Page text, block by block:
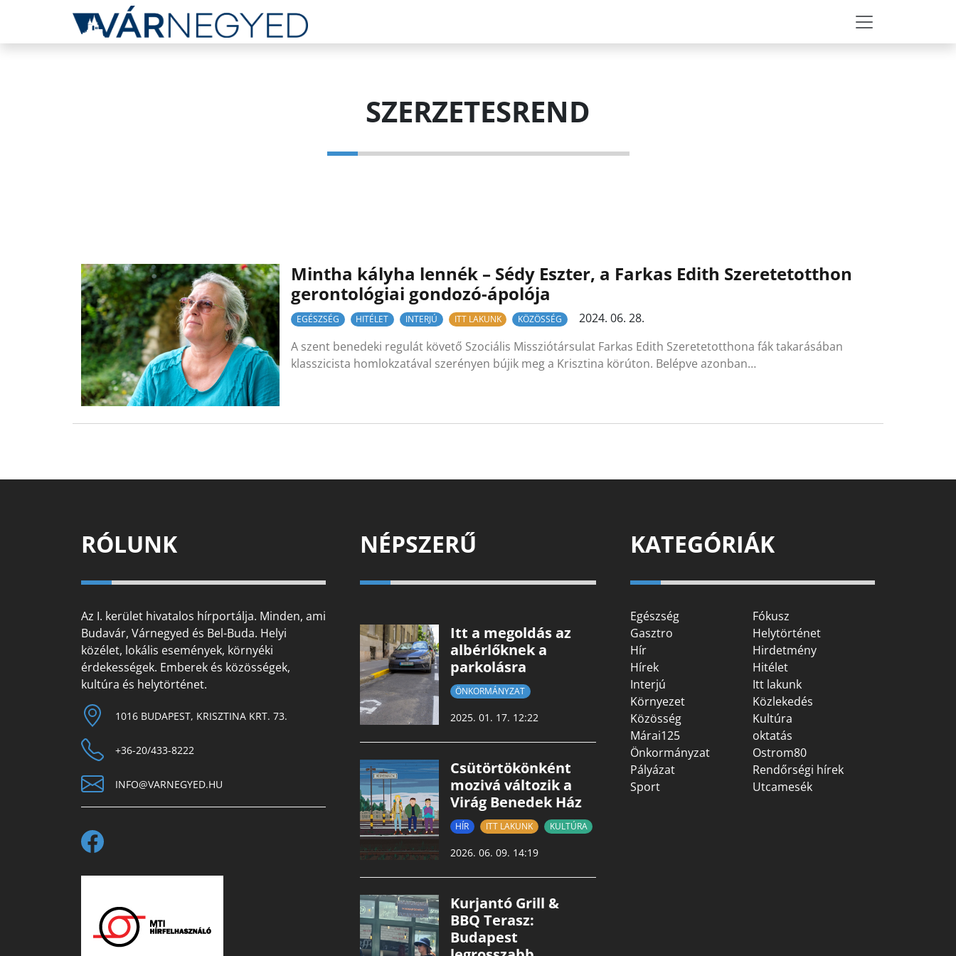
SZERZETESREND
Mintha kályha lennék – Sédy Eszter, a Farkas Edith Szeretetotthon
gerontológiai gondozó-ápolója
EGÉSZSÉG HITÉLET INTERJÚ ITT LAKUNK KÖZÖSSÉG
2024. 06. 28.
A szent benedeki regulát követő Szociális Missziótársulat Farkas Edith Szeretetotthona fák takarásában
klasszicista homlokzatával szerényen bújik meg a Krisztina körúton. Belépve azonban…
RÓLUNK
Az I. kerület hivatalos hírportálja. Minden, ami
Budavár, Várnegyed és Bel-Buda. Helyi
közélet, lokális események, környéki
érdekességek. Emberek és közösségek,
kultúra és helytörténet.
1016 BUDAPEST, KRISZTINA KRT. 73.
+36-20/433-8222
INFO@VARNEGYED.HU
NÉPSZERŰ
Itt a megoldás az
albérlőknek a
parkolásra
ÖNKORMÁNYZAT
2025. 01. 17. 12:22
Csütörtökönként
mozivá változik a
Virág Benedek Ház
HÍR ITT LAKUNK KULTÚRA
2026. 06. 09. 14:19
Kurjantó Grill &
BBQ Terasz:
Budapest
KATEGÓRIÁK
Egészség
Fókusz
Gasztro
Helytörténet
Hír
Hirdetmény
Hírek
Hitélet
Interjú
Itt lakunk
Környezet
Közlekedés
Közösség
Kultúra
Márai125
oktatás
Önkormányzat
Ostrom80
Pályázat
Rendőrségi hírek
Sport
Utcamesék